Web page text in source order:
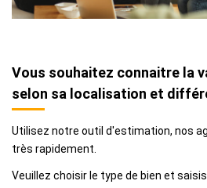
Vous souhaitez connaitre la
selon sa localisation et
Utilisez notre outil d'estimation, nos
très rapidement.
Veuillez choisir le type de bien et